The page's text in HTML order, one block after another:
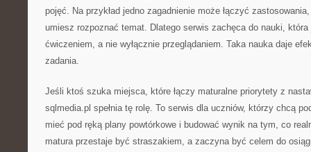
pojęć. Na przykład jedno zagadnienie może łączyć
umiesz rozpoznać temat. Dlatego serwis zachęca do nauki,
ćwiczeniem, a nie wyłącznie przeglądaniem. Taka nauka daje
zadania.
Jeśli ktoś szuka miejsca, które łączy maturalne priorytety z
sqlmedia.pl spełnia tę rolę. To serwis dla uczniów, którzy chcą
mieć pod ręką plany powtórkowe i budować wynik na tym, co
matura przestaje być straszakiem, a zaczyna być celem do